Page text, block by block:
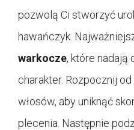
pozwolą Ci stworzyć
hawańczyk.
warkocze, które nadają
charakter. Rozpocznij
włosów, aby uniknąć
plecenia. Następnie